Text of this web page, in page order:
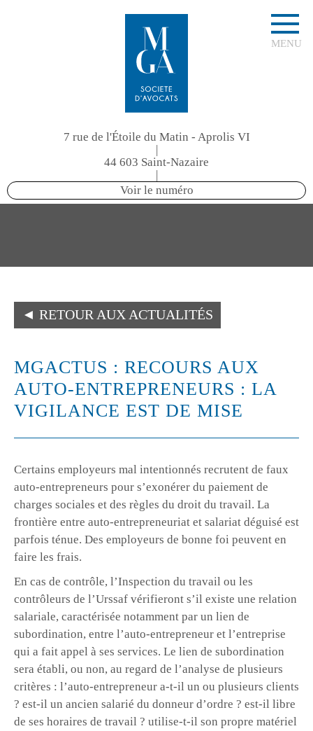
MENU
7 rue de l'Étoile du Matin - Aprolis VI
|
44 603 Saint-Nazaire
|
Voir le numéro
◄ RETOUR AUX ACTUALITÉS
MGACTUS : RECOURS AUX
AUTO-ENTREPRENEURS : LA
VIGILANCE EST DE MISE
Certains employeurs mal intentionnés recrutent de faux
auto-entrepreneurs pour s’exonérer du paiement de
charges sociales et des règles du droit du travail. La
frontière entre auto-entrepreneuriat et salariat déguisé est
parfois ténue. Des employeurs de bonne foi peuvent en
faire les frais.
En cas de contrôle, l’Inspection du travail ou les
contrôleurs de l’Urssaf vérifieront s’il existe une relation
salariale, caractérisée notamment par un lien de
subordination, entre l’auto-entrepreneur et l’entreprise
qui a fait appel à ses services. Le lien de subordination
sera établi, ou non, au regard de l’analyse de plusieurs
critères : l’auto-entrepreneur a-t-il un ou plusieurs clients
? est-il un ancien salarié du donneur d’ordre ? est-il libre
de ses horaires de travail ? utilise-t-il son propre matériel